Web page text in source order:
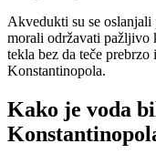
Akvedukti su se
morali održavati pažljivo
tekla bez da teče
Konstantinopola.
Kako je voda